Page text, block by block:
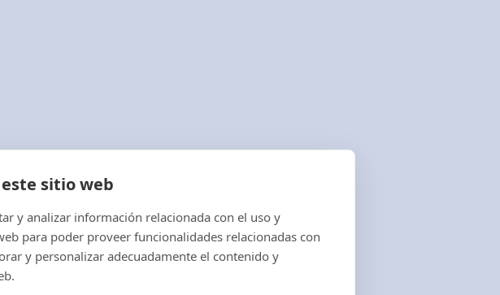
Con más de 40 años de
sitio web
y analizar información relacionada con el uso y
para poder proveer funcionalidades relacionadas con
y personalizar adecuadamente el contenido y